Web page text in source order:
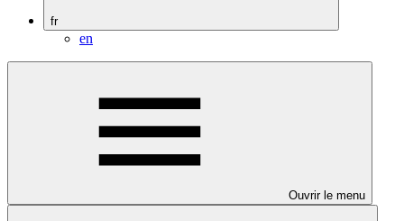
fr
en
Ouvrir le menu